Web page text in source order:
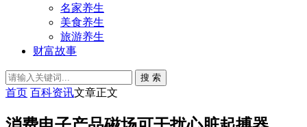
名家养生
美食养生
旅游养生
财富故事
搜 索
首页 百科资讯文章正文